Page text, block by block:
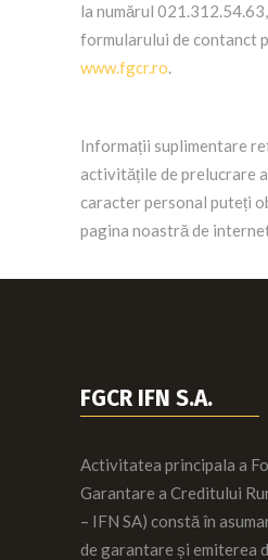
la numărul
formularului de contanct
www.fgcr.ro.
Informații suplimentare
activitățile de prelucrare
caracter personal puteți
pagina noastră de
FGCR IFN S.A.
Activitatea principala a
Garantare a Creditului
– IFN SA) constă în
de garantare și emiterea